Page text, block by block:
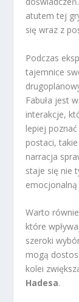
atutem tej
się wraz z
Podczas
tajemnice
Fabuła jest
interakcje,
lepiej
postaci,
narracja
staje się nie
Warto
które
szeroki
mogą
kolei
Hadesa.